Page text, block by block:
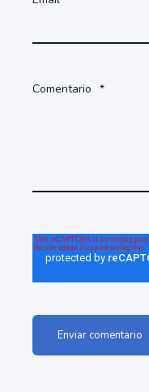
Comentario *